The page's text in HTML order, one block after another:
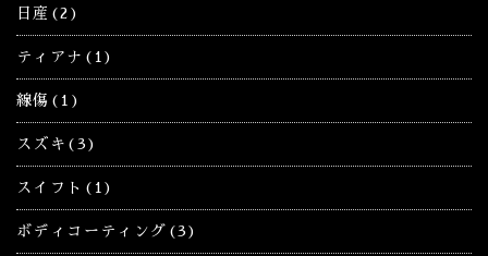
日産(2)
ティアナ(1)
線傷(1)
スズキ(3)
スイフト(1)
ボディコーティング(3)